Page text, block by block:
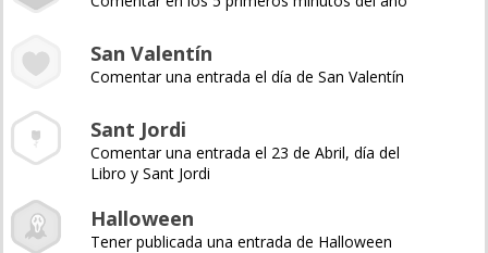
San Valentín
Comentar una entrada el día de San Valentín
Sant Jordi
Comentar una entrada el 23 de Abril, día del
Libro y Sant Jordi
Halloween
Tener publicada una entrada de Halloween